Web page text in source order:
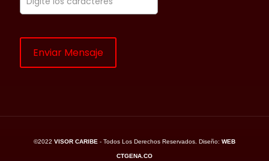
©2022 VISOR CARIBE - Todos Los Derechos Reservados. Diseño: WEB
CTGENA.CO